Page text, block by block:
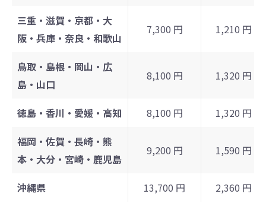
三重・滋賀・京都・大
阪・兵庫・奈良・和歌山
7,300 円 1,210 円
鳥取・島根・岡山・広
島・山口
8,100 円 1,320 円
徳島・香川・愛媛・高知 8,100 円
1,320 円
福岡・佐賀・長崎・熊
本・大分・宮崎・鹿児島
9,200 円 1,590 円
沖縄県 13,700 円 2,360 円